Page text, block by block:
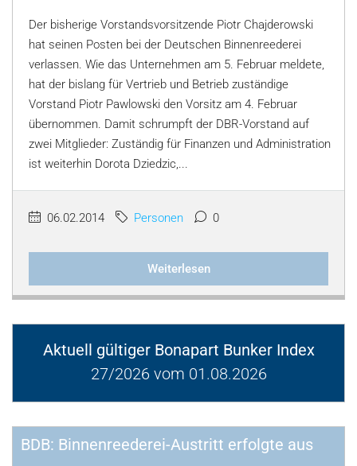
Der bisherige Vorstandsvorsitzende Piotr Chajderowski
hat seinen Posten bei der Deutschen Binnenreederei
verlassen. Wie das Unternehmen am 5. Februar meldete,
hat der bislang für Vertrieb und Betrieb zuständige
Vorstand Piotr Pawlowski den Vorsitz am 4. Februar
übernommen. Damit schrumpft der DBR-Vorstand auf
zwei Mitglieder: Zuständig für Finanzen und Administration
ist weiterhin Dorota Dziedzic,...
06.02.2014 Personen 0
Weiterlesen
Aktuell gültiger Bonapart Bunker Index
27/2026 vom 01.08.2026
BDB: Binnenreederei-Austritt erfolgte aus